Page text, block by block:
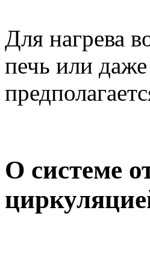
Для нагрева
печь или
О системе